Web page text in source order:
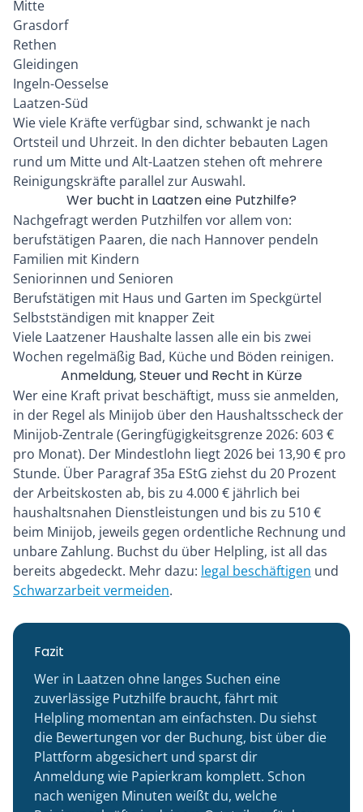
Mitte
Grasdorf
Rethen
Gleidingen
Ingeln-Oesselse
Laatzen-Süd
Wie viele Kräfte verfügbar sind, schwankt je nach
Ortsteil und Uhrzeit. In den dichter bebauten Lagen
rund um Mitte und Alt-Laatzen stehen oft mehrere
Reinigungskräfte parallel zur Auswahl.
Wer bucht in Laatzen eine Putzhilfe?
Nachgefragt werden Putzhilfen vor allem von:
berufstätigen Paaren, die nach Hannover pendeln
Familien mit Kindern
Seniorinnen und Senioren
Berufstätigen mit Haus und Garten im Speckgürtel
Selbstständigen mit knapper Zeit
Viele Laatzener Haushalte lassen alle ein bis zwei
Wochen regelmäßig Bad, Küche und Böden reinigen.
Anmeldung, Steuer und Recht in Kürze
Wer eine Kraft privat beschäftigt, muss sie anmelden,
in der Regel als Minijob über den Haushaltsscheck der
Minijob-Zentrale (Geringfügigkeitsgrenze 2026: 603 €
pro Monat). Der Mindestlohn liegt 2026 bei 13,90 € pro
Stunde. Über Paragraf 35a EStG ziehst du 20 Prozent
der Arbeitskosten ab, bis zu 4.000 € jährlich bei
haushaltsnahen Dienstleistungen und bis zu 510 €
beim Minijob, jeweils gegen ordentliche Rechnung und
unbare Zahlung. Buchst du über Helpling, ist all das
bereits abgedeckt. Mehr dazu: legal beschäftigen und
Schwarzarbeit vermeiden.
Fazit
Wer in Laatzen ohne langes Suchen eine
zuverlässige Putzhilfe braucht, fährt mit
Helpling momentan am einfachsten. Du siehst
die Bewertungen vor der Buchung, bist über die
Plattform abgesichert und sparst dir
Anmeldung wie Papierkram komplett. Schon
nach wenigen Minuten weißt du, welche